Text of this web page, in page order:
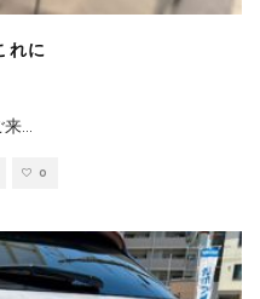
れに
来...
0